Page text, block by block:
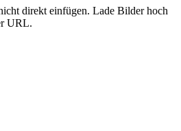
direkt einfügen. Lade Bilder hoch
URL.